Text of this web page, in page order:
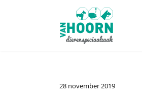
28 november 2019